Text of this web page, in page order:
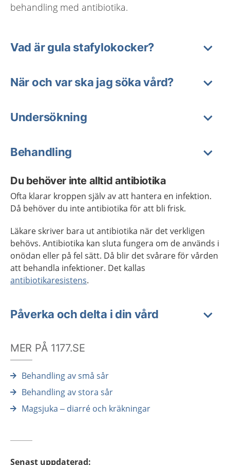
behandling med antibiotika.
Vad är gula stafylokocker?
När och var ska jag söka vård?
Undersökning
Behandling
Du behöver inte alltid antibiotika
Ofta klarar kroppen själv av att hantera en infektion.
Då behöver du inte antibiotika för att bli frisk.
Läkare skriver bara ut antibiotika när det verkligen
behövs. Antibiotika kan sluta fungera om de används i
onödan eller på fel sätt. Då blir det svårare för vården
att behandla infektioner. Det kallas
antibiotikaresistens.
Påverka och delta i din vård
MER PÅ 1177.SE
Behandling av små sår
Behandling av stora sår
Magsjuka – diarré och kräkningar
Senast uppdaterad: